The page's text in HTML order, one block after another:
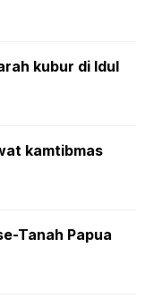
kubur di Idul
kamtibmas
Tanah Papua